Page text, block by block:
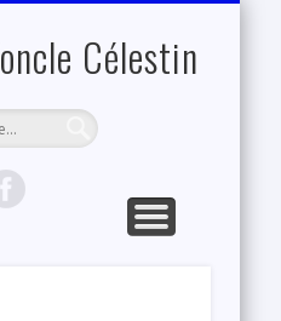
Célestin